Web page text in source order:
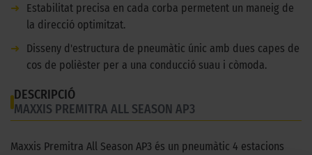
➜
Estabilitat precisa en cada corba permetent un maneig de
la direcció optimitzat.
➜
Disseny d'estructura de pneumàtic únic amb dues capes de
cos de polièster per a una conducció suau i còmoda.
DESCRIPCIÓ
MAXXIS PREMITRA ALL SEASON AP3
Maxxis Premitra All Season AP3 és un pneumàtic 4 estacions